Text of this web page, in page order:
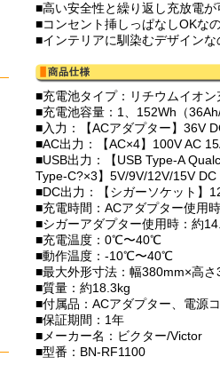
■高い安全性と繰り返し充放電
■コンセント挿しっぱなしOKな
■インテリアに馴染むデザイン
■充電池タイプ：リチウムイオ
■充電池容量：1、152Wh（
■入力：【ACアダプター】36V
■AC出力：【AC×4】100V AC
■USB出力：【USB Type-A
Type-C?×3】5V/9V/12V/15V
■DC出力：【シガーソケット】
■充電時間：ACアダプター使用
■シガーアダプター使用時：約
■充電温度：0℃〜40℃
■動作温度：-10℃〜40℃
■最大外形寸法：幅380mm×高
■質量：約18.3kg
■付属品：ACアダプター、電源
■保証期間：1年
■メーカー名：ビクター/Victor
■型番：BN-RF1100